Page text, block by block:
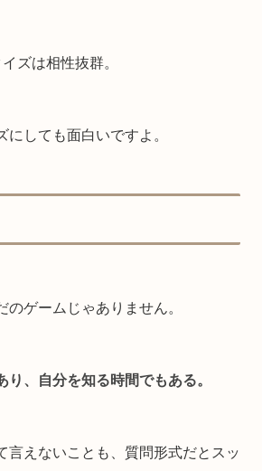
ズは相性抜群。
にしても面白いですよ。
のゲームじゃありません。
り、自分を知る時間でもある。
言えないことも、質問形式だとスッ